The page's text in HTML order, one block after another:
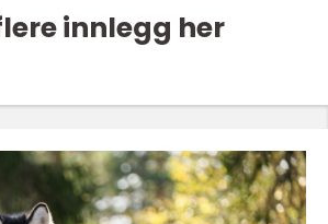
innlegg her